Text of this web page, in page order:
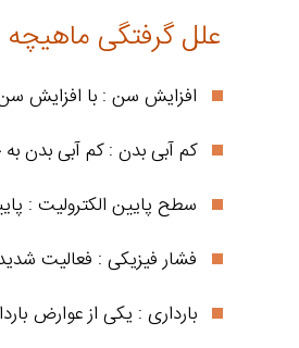
علل گرفتگی ماهیچه
افزایش سن : با افزایش
کم آبی بدن : کم آبی بدن
سطح پایین الکترولیت :
فشار فیزیکی : فعالیت
بارداری : یکی از عوارض